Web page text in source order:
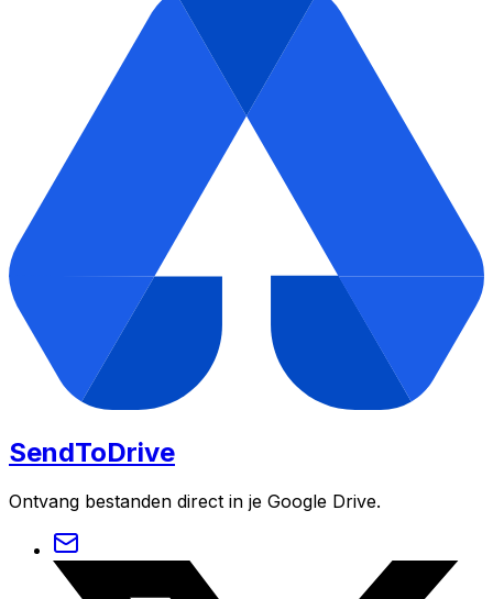
SendToDrive
Ontvang bestanden direct in je Google Drive.